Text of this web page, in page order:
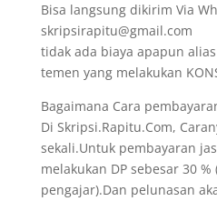
Bisa langsung dikirim Via
skripsirapitu@gmail.com
tidak ada biaya apapun alias
temen yang melakukan
Bagaimana Cara
Di Skripsi.Rapitu.Com,
sekali.Untuk pembayaran
melakukan DP sebesar 30
pengajar).Dan pelunasan